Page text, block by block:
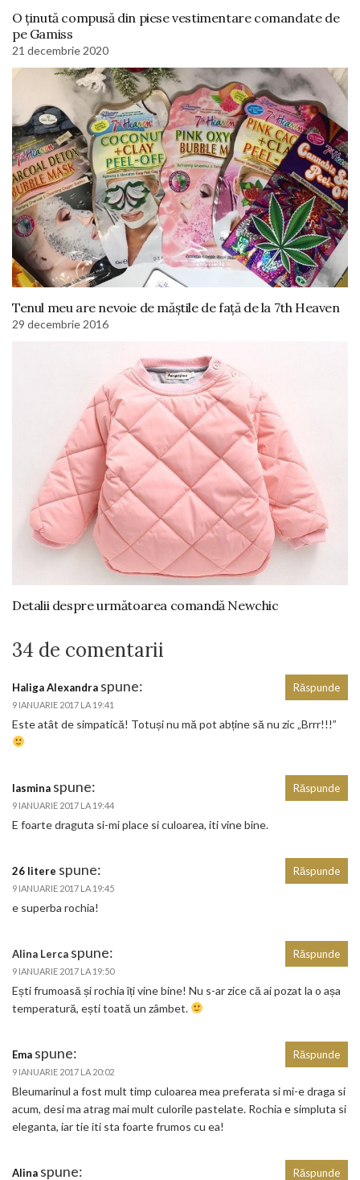
O ținută compusă din piese vestimentare comandate de
pe Gamiss
21 decembrie 2020
Tenul meu are nevoie de măștile de față de la 7th Heaven
29 decembrie 2016
Detalii despre următoarea comandă Newchic
34 de comentarii
Haliga Alexandra spune:
9 IANUARIE 2017 LA 19:41
Este atât de simpatică! Totuși nu mă pot abține să nu zic „Brrr!!!”
Răspunde
Iasmina spune:
9 IANUARIE 2017 LA 19:44
E foarte draguta si-mi place si culoarea, iti vine bine.
Răspunde
26 litere spune:
9 IANUARIE 2017 LA 19:45
e superba rochia!
Răspunde
Alina Lerca spune:
9 IANUARIE 2017 LA 19:50
Ești frumoasă și rochia îți vine bine! Nu s-ar zice că ai pozat la o așa
temperatură, ești toată un zâmbet.
Răspunde
Ema spune:
9 IANUARIE 2017 LA 20:02
Bleumarinul a fost mult timp culoarea mea preferata si mi-e draga si
acum, desi ma atrag mai mult culorile pastelate. Rochia e simpluta si
eleganta, iar tie iti sta foarte frumos cu ea!
Răspunde
Alina spune: Răspunde